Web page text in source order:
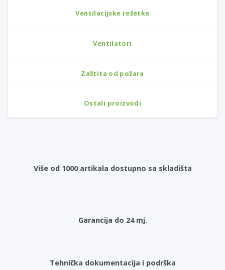
Ventilacijske rešetke
Ventilatori
Zaštita od požara
Ostali proizvodi
Više od 1000 artikala dostupno sa skladišta
Garancija do 24 mj.
Tehnička dokumentacija i podrška